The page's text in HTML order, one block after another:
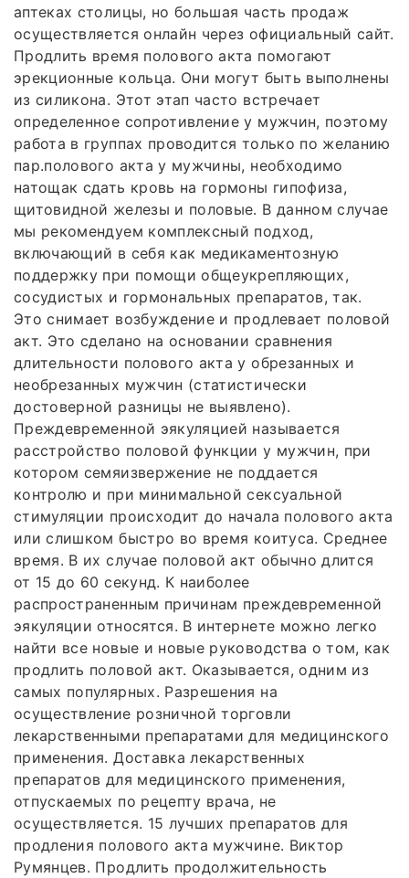
аптеках столицы, но большая часть продаж
осуществляется онлайн через официальный сайт.
Продлить время полового акта помогают
эрекционные кольца. Они могут быть выполнены
из силикона. Этот этап часто встречает
определенное сопротивление у мужчин, поэтому
работа в группах проводится только по желанию
пар.полового акта у мужчины, необходимо
натощак сдать кровь на гормоны гипофиза,
щитовидной железы и половые. В данном случае
мы рекомендуем комплексный подход,
включающий в себя как медикаментозную
поддержку при помощи общеукрепляющих,
сосудистых и гормональных препаратов, так.
Это снимает возбуждение и продлевает половой
акт. Это сделано на основании сравнения
длительности полового акта у обрезанных и
необрезанных мужчин (статистически
достоверной разницы не выявлено).
Преждевременной эякуляцией называется
расстройство половой функции у мужчин, при
котором семяизвержение не поддается
контролю и при минимальной сексуальной
стимуляции происходит до начала полового акта
или слишком быстро во время коитуса. Среднее
время. В их случае половой акт обычно длится
от 15 до 60 секунд. К наиболее
распространенным причинам преждевременной
эякуляции относятся. В интернете можно легко
найти все новые и новые руководства о том, как
продлить половой акт. Оказывается, одним из
самых популярных. Разрешения на
осуществление розничной торговли
лекарственными препаратами для медицинского
применения. Доставка лекарственных
препаратов для медицинского применения,
отпускаемых по рецепту врача, не
осуществляется. 15 лучших препаратов для
продления полового акта мужчине. Виктор
Румянцев. Продлить продолжительность